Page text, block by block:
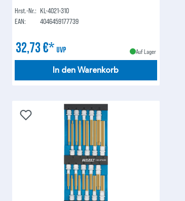
Hrst.-Nr.: KL-4021-310
EAN:
4046459177739
32,73 €* UVP Auf Lager
In den Warenkorb